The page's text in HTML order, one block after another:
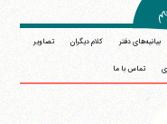
بیانیه‌های دفتر کلام دیگران تصاویر
تماس با ما